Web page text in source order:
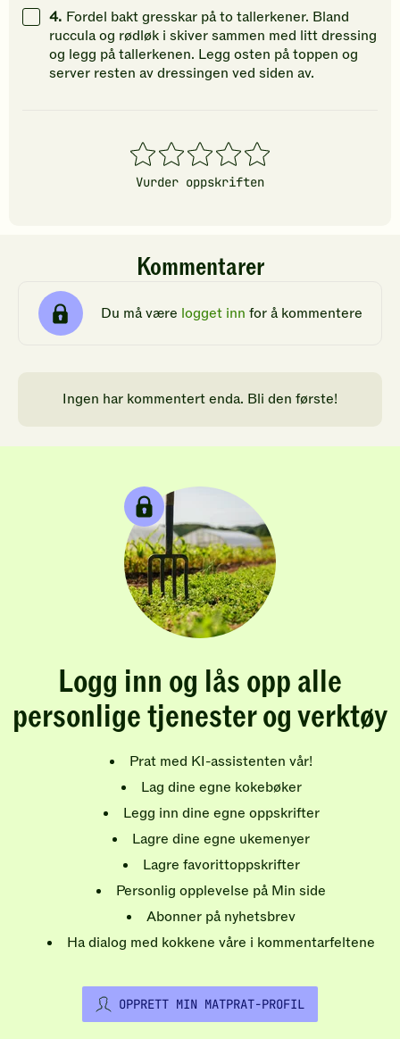
4. Fordel bakt gresskar på to tallerkener. Bland
ruccula og rødløk i skiver sammen med litt dressing
og legg på tallerkenen. Legg osten på toppen og
server resten av dressingen ved siden av.
1
stjerner
2
stjerner
3
stjerner
4
stjerner
5
stjerner
Vurder oppskriften
Kommentarer
Du må være logget inn for å kommentere
Ingen har kommentert enda. Bli den første!
Logg inn og lås opp alle
personlige tjenester og verktøy
Prat med KI-assistenten vår!
Lag dine egne kokebøker
Legg inn dine egne oppskrifter
Lagre dine egne ukemenyer
Lagre favorittoppskrifter
Personlig opplevelse på Min side
Abonner på nyhetsbrev
Ha dialog med kokkene våre i kommentarfeltene
OPPRETT MIN MATPRAT-PROFIL